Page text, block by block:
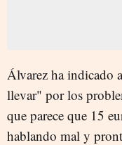
Álvarez ha indicado
llevar" por los
que parece que 15
hablando mal y